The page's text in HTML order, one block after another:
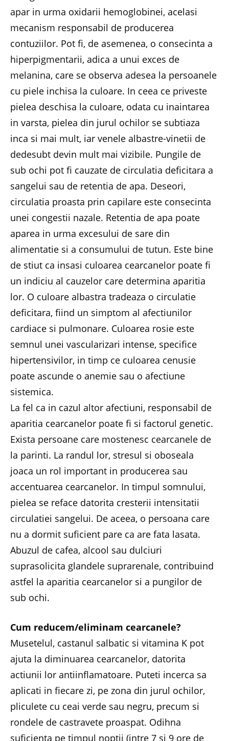
apar in urma oxidarii hemoglobinei, acelasi
mecanism responsabil de producerea
contuziilor. Pot fi, de asemenea, o consecinta a
hiperpigmentarii, adica a unui exces de
melanina, care se observa adesea la persoanele
cu piele inchisa la culoare. In ceea ce priveste
pielea deschisa la culoare, odata cu inaintarea
in varsta, pielea din jurul ochilor se subtiaza
inca si mai mult, iar venele albastre-vinetii de
dedesubt devin mult mai vizibile. Pungile de
sub ochi pot fi cauzate de circulatia deficitara a
sangelui sau de retentia de apa. Deseori,
circulatia proasta prin capilare este consecinta
unei congestii nazale. Retentia de apa poate
aparea in urma excesului de sare din
alimentatie si a consumului de tutun. Este bine
de stiut ca insasi culoarea cearcanelor poate fi
un indiciu al cauzelor care determina aparitia
lor. O culoare albastra tradeaza o circulatie
deficitara, fiind un simptom al afectiunilor
cardiace si pulmonare. Culoarea rosie este
semnul unei vascularizari intense, specifice
hipertensivilor, in timp ce culoarea cenusie
poate ascunde o anemie sau o afectiune
sistemica.
La fel ca in cazul altor afectiuni, responsabil de
aparitia cearcanelor poate fi si factorul genetic.
Exista persoane care mostenesc cearcanele de
la parinti. La randul lor, stresul si oboseala
joaca un rol important in producerea sau
accentuarea cearcanelor. In timpul somnului,
pielea se reface datorita cresterii intensitatii
circulatiei sangelui. De aceea, o persoana care
nu a dormit suficient pare ca are fata lasata.
Abuzul de cafea, alcool sau dulciuri
suprasolicita glandele suprarenale, contribuind
astfel la aparitia cearcanelor si a pungilor de
sub ochi.
Cum reducem/eliminam cearcanele?
Musetelul, castanul salbatic si vitamina K pot
ajuta la diminuarea cearcanelor, datorita
actiunii lor antiinflamatoare. Puteti incerca sa
aplicati in fiecare zi, pe zona din jurul ochilor,
pliculete cu ceai verde sau negru, precum si
rondele de castravete proaspat. Odihna
suficienta pe timpul noptii (intre 7 si 9 ore de